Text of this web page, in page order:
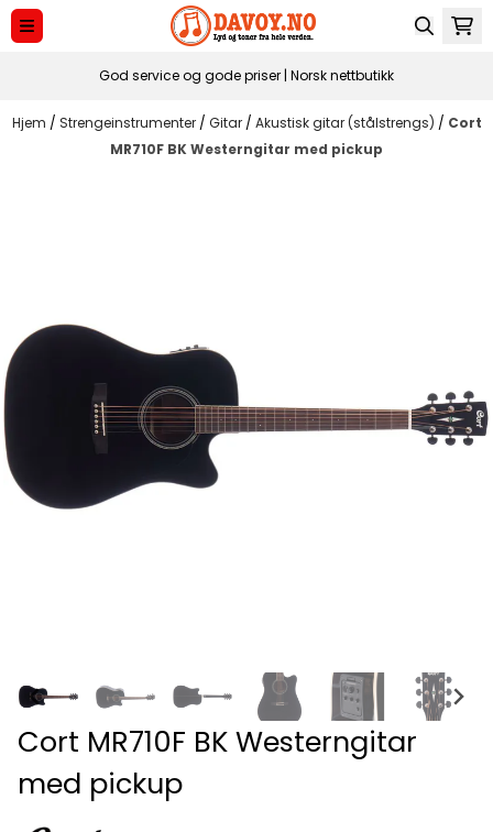
Hopp til innhold
God service og gode priser | Norsk nettbutikk
Hjem / Strengeinstrumenter / Gitar / Akustisk gitar (stålstrengs) / Cort
MR710F BK Westerngitar med pickup
Cort MR710F BK Westerngitar
med pickup